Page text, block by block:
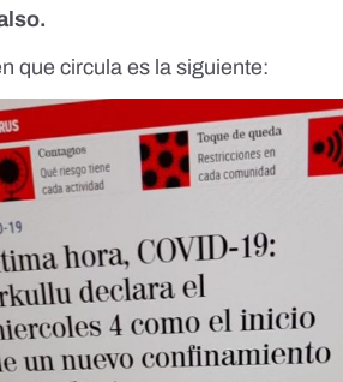
que circula es la siguiente: